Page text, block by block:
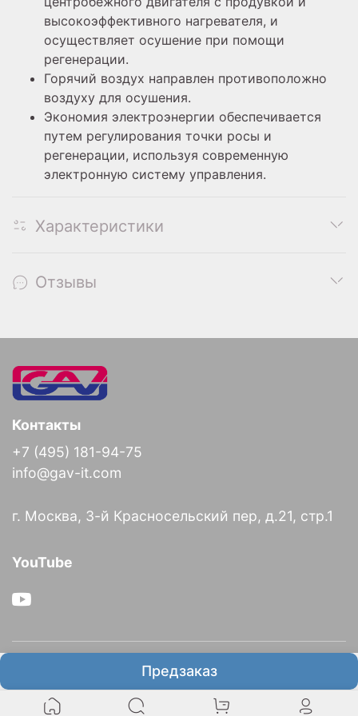
Предзаказ
высокоэффективного нагревателя, и
осуществляет осушение при помощи
регенерации.
Горячий воздух направлен противоположно
воздуху для осушения.
Экономия электроэнергии обеспечивается
путем регулирования точки росы и
регенерации, используя современную
электронную систему управления.
Характеристики
Отзывы
Информация
Контакты
+7 (495) 181-94-75
info@gav-it.com
г. Москва, 3-й Красносельский пер, д.21, стр.1
YouTube